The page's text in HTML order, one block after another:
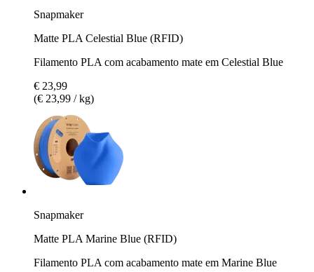
Snapmaker
Matte PLA Celestial Blue (RFID)
Filamento PLA com acabamento mate em Celestial Blue
€ 23,99
(€ 23,99 / kg)
Snapmaker
Matte PLA Marine Blue (RFID)
Filamento PLA com acabamento mate em Marine Blue